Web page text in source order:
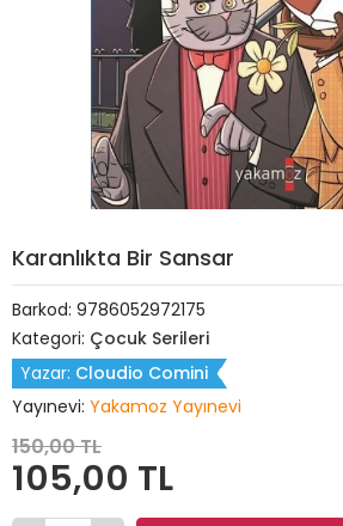
Karanlıkta Bir Sansar
Barkod: 9786052972175
Kategori: Çocuk Serileri
Yazar: Cloudio Comini
Yayınevi: Yakamoz Yayınevi
150,00 TL
105,00 TL